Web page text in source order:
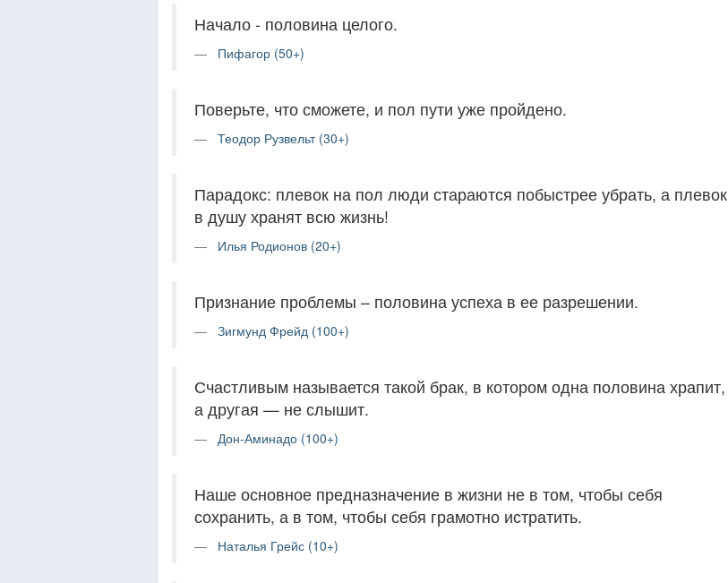
Начало - половина целого.
Пифагор (50+)
Поверьте, что сможете, и пол пути уже пройдено.
Теодор Рузвельт (30+)
Парадокс: плевок на пол люди стараются побыстрее убрать, а плевок
в душу хранят всю жизнь!
Илья Родионов (20+)
Признание проблемы – половина успеха в ее разрешении.
Зигмунд Фрейд (100+)
Счастливым называется такой брак, в котором одна половина храпит,
а другая — не слышит.
Дон-Аминадо (100+)
Наше основное предназначение в жизни не в том, чтобы себя
сохранить, а в том, чтобы себя грамотно истратить.
Наталья Грейс (10+)